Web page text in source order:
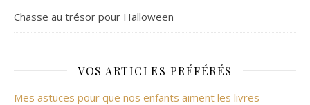
Chasse au trésor pour Halloween
VOS ARTICLES PRÉFÉRÉS
Mes astuces pour que nos enfants aiment les livres